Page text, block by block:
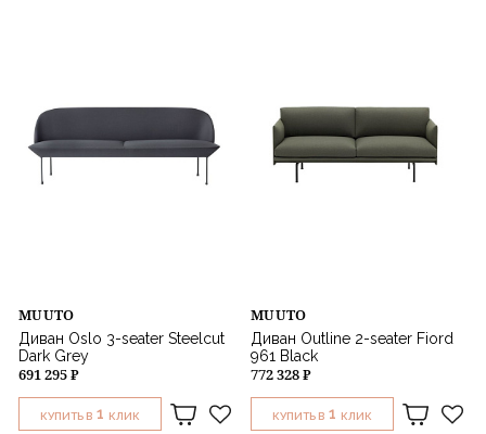
MUUTO
Диван Oslo 3-seater Steelcut
Dark Grey
691 295 ₽
КУПИТЬ В 1 КЛИК
MUUTO
Диван Outline 2-seater Fiord
961 Black
772 328 ₽
КУПИТЬ В 1 КЛИК